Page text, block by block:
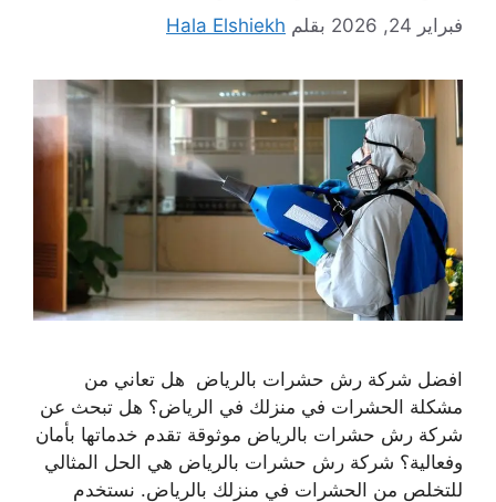
فبراير 24, 2026 بقلم Hala Elshiekh
افضل شركة رش حشرات بالرياض هل تعاني من
مشكلة الحشرات في منزلك في الرياض؟ هل تبحث عن
شركة رش حشرات بالرياض موثوقة تقدم خدماتها بأمان
وفعالية؟ شركة رش حشرات بالرياض هي الحل المثالي
للتخلص من الحشرات في منزلك بالرياض. نستخدم